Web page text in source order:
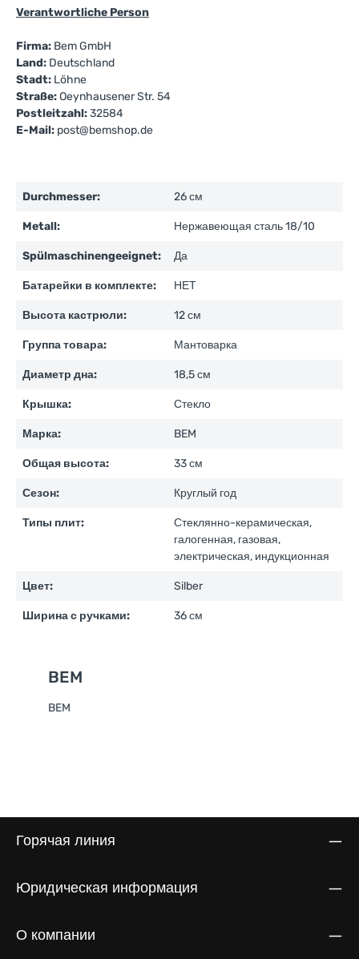
Verantwortliche Person
Firma: Bem GmbH
Land: Deutschland
Stadt: Löhne
Straße:Oeynhausener Str. 54
Postleitzahl:32584
E-Mail: post@bemshop.de
Durchmesser: 26 см
Metall: Нержавеющая сталь 18/10
Spülmaschinengeeignet: Да
Батарейки в комплекте: НЕТ
Высота кастрюли: 12 см
Группа товара: Мантоварка
Диаметр дна: 18,5 см
Крышка: Стекло
Марка: BEM
Общая высота: 33 см
Сезон: Круглый год
Типы плит:
Стеклянно-керамическая,
галогенная, газовая,
электрическая, индукционная
Цвет: Silber
Ширина с ручками: 36 см
BEM
BEM
Горячая линия
Юридическая информация
О компании